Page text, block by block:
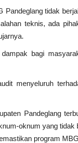
tidak
teknis, ada
bagi
menyeluruh
Pandeglang
oknum yang tidak
program